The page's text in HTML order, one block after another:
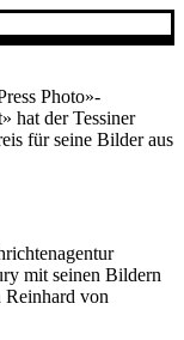
Photo»-
hat der Tessiner
für seine Bilder aus
mit seinen Bildern
Reinhard von